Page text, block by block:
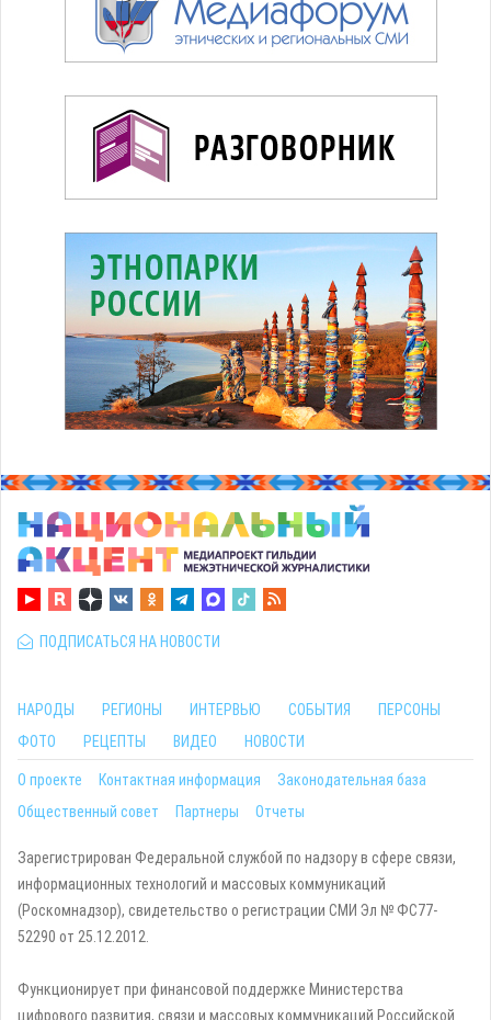
ПОДПИСАТЬСЯ НА НОВОСТИ
НАРОДЫ РЕГИОНЫ ИНТЕРВЬЮ СОБЫТИЯ
ПЕРСОНЫ
ФОТО
РЕЦЕПТЫ ВИДЕО НОВОСТИ
О проекте Контактная информация
Законодательная база
Общественный совет
Партнеры Отчеты
Зарегистрирован Федеральной службой по надзору в сфере связи,
информационных технологий и массовых коммуникаций
(Роскомнадзор), свидетельство о регистрации СМИ Эл № ФС77-
52290 от 25.12.2012.
Функционирует при финансовой поддержке Министерства
цифрового развития, связи и массовых коммуникаций Российской